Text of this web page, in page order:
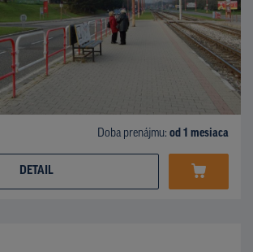
Doba prenájmu: od 1 mesiaca
DETAIL